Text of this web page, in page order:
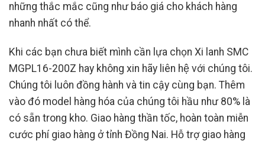
những thắc mắc cũng như báo giá cho khách hàng
nhanh nhất có thể.
Khi các bạn chưa biết mình cần lựa chọn Xi lanh SMC
MGPL16-200Z hay không xin hãy liên hệ với chúng tôi.
Chúng tôi luôn đồng hành và tin cậy cùng bạn. Thêm
vào đó model hàng hóa của chúng tôi hầu như 80% là
có sẵn trong kho. Giao hàng thần tốc, hoàn toàn miễn
cước phí giao hàng ở tỉnh Đồng Nai. Hỗ trợ giao hàng